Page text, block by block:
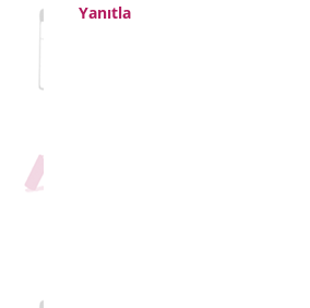
Yanıtla